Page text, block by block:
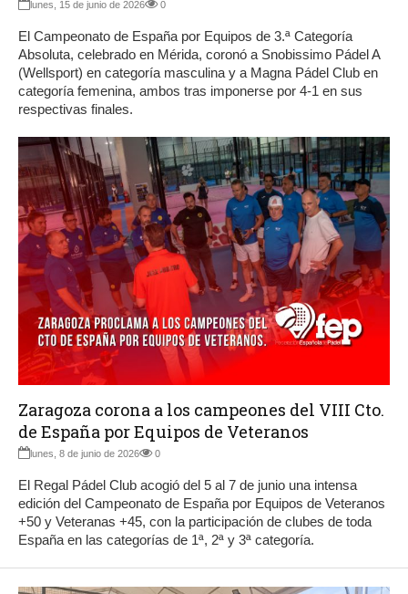
lunes, 15 de junio de 2026 0
El Campeonato de España por Equipos de 3.ª Categoría
Absoluta, celebrado en Mérida, coronó a Snobissimo Pádel A
(Wellsport) en categoría masculina y a Magna Pádel Club en
categoría femenina, ambos tras imponerse por 4-1 en sus
respectivas finales.
Zaragoza corona a los campeones del VIII Cto.
de España por Equipos de Veteranos
lunes, 8 de junio de 2026 0
El Regal Pádel Club acogió del 5 al 7 de junio una intensa
edición del Campeonato de España por Equipos de Veteranos
+50 y Veteranas +45, con la participación de clubes de toda
España en las categorías de 1ª, 2ª y 3ª categoría.